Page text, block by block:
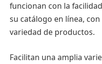
funcionan con la
su catálogo en línea,
variedad de productos.
Facilitan una amplia